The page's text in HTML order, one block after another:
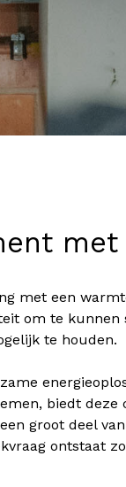
met een
om te
te houden.
biedt
groot deel
ontstaat